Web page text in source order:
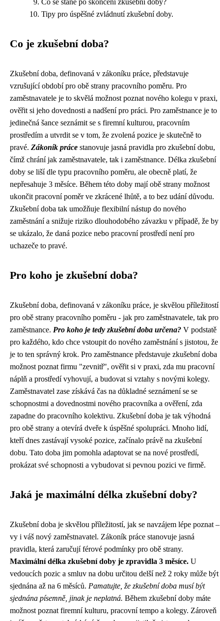
Co se stane po skončení zkušební doby?
Tipy pro úspěšné zvládnutí zkušební doby.
Co je zkušební doba?
Zkušební doba, definovaná v zákoníku práce, představuje
vzrušující období pro obě strany pracovního poměru. Pro
zaměstnavatele je to skvělá možnost poznat nového kolegu v praxi,
ověřit si jeho dovednosti a nadšení pro práci. Pro zaměstnance je to
jedinečná šance seznámit se s firemní kulturou, pracovním
prostředím a utvrdit se v tom, že zvolená pozice je skutečně to
pravé. Zákoník práce stanovuje jasná pravidla pro zkušební dobu,
čímž chrání jak zaměstnavatele, tak i zaměstnance. Délka zkušební
doby se liší dle typu pracovního poměru, ale obecně platí, že
nepřesahuje 3 měsíce. Během této doby mají obě strany možnost
ukončit pracovní poměr ve zkrácené lhůtě, a to bez udání důvodu.
Zkušební doba tak umožňuje flexibilní nástup do nového
zaměstnání a snižuje riziko dlouhodobého závazku v případě, že by
se ukázalo, že daná pozice nebo pracovní prostředí není pro
uchazeče to pravé.
Pro koho je zkušební doba?
Zkušební doba, definovaná v zákoníku práce, je skvělou příležitostí
pro obě strany pracovního poměru - jak pro zaměstnavatele, tak pro
zaměstnance. Pro koho je tedy zkušební doba určena? V podstatě
pro každého, kdo chce vstoupit do nového zaměstnání s jistotou, že
je to ten správný krok. Pro zaměstnance představuje zkušební doba
možnost poznat firmu "zevnitř", ověřit si v praxi, zda mu pracovní
náplň a prostředí vyhovují, a budovat si vztahy s novými kolegy.
Zaměstnavatel zase získává čas na důkladné seznámení se se
schopnostmi a dovednostmi nového pracovníka a ověření, zda
zapadne do pracovního kolektivu. Zkušební doba je tak výhodná
pro obě strany a otevírá dveře k úspěšné spolupráci. Mnoho lidí,
kteří dnes zastávají vysoké pozice, začínalo právě na zkušební
dobu. Tato doba jim pomohla adaptovat se na nové prostředí,
prokázat své schopnosti a vybudovat si pevnou pozici ve firmě.
Jaká je maximální délka zkušební doby?
Zkušební doba je skvělou příležitostí, jak se navzájem lépe poznat –
vy i váš nový zaměstnavatel. Zákoník práce stanovuje jasná
pravidla, která zaručují férové podmínky pro obě strany.
Maximální délka zkušební doby je zpravidla 3 měsíce. U
vedoucích pozic a smluv na dobu určitou delší než 2 roky může být
sjednána až na 6 měsíců. Pamatujte, že zkušební doba musí být
sjednána písemně, jinak je neplatná. Během zkušební doby máte
možnost poznat firemní kulturu, pracovní tempo a kolegy. Zároveň